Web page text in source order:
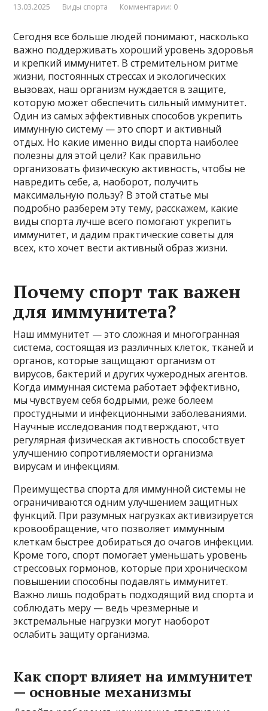
13.03.2025 Виды спорта Комментарии: 0
Сегодня все больше людей понимают, насколько
важно поддерживать хороший уровень здоровья
и крепкий иммунитет. В стремительном ритме
жизни, постоянных стрессах и экологических
вызовах, наш организм нуждается в защите,
которую может обеспечить сильный иммунитет.
Один из самых эффективных способов укрепить
иммунную систему — это спорт и активный
отдых. Но какие именно виды спорта наиболее
полезны для этой цели? Как правильно
организовать физическую активность, чтобы не
навредить себе, а, наоборот, получить
максимальную пользу? В этой статье мы
подробно разберем эту тему, расскажем, какие
виды спорта лучше всего помогают укрепить
иммунитет, и дадим практические советы для
всех, кто хочет вести активный образ жизни.
Почему спорт так важен
для иммунитета?
Наш иммунитет — это сложная и многогранная
система, состоящая из различных клеток, тканей и
органов, которые защищают организм от
вирусов, бактерий и других чужеродных агентов.
Когда иммунная система работает эффективно,
мы чувствуем себя бодрыми, реже болеем
простудными и инфекционными заболеваниями.
Научные исследования подтверждают, что
регулярная физическая активность способствует
улучшению сопротивляемости организма
вирусам и инфекциям.
Преимущества спорта для иммунной системы не
ограничиваются одним улучшением защитных
функций. При разумных нагрузках активизируется
кровообращение, что позволяет иммунным
клеткам быстрее добираться до очагов инфекции.
Кроме того, спорт помогает уменьшать уровень
стрессовых гормонов, которые при хроническом
повышении способны подавлять иммунитет.
Важно лишь подобрать подходящий вид спорта и
соблюдать меру — ведь чрезмерные и
экстремальные нагрузки могут наоборот
ослабить защиту организма.
Как спорт влияет на иммунитет
— основные механизмы